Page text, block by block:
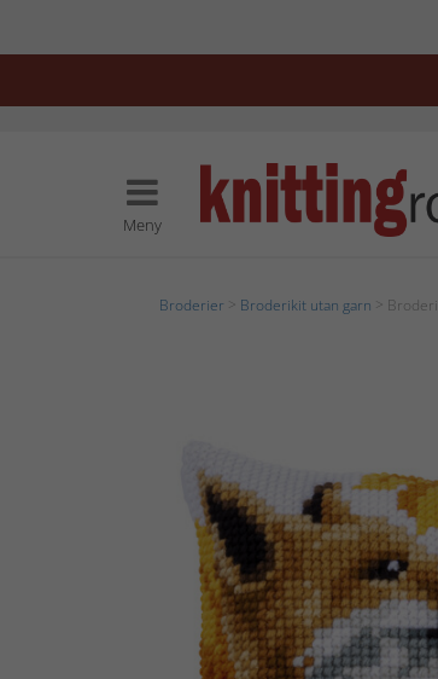
Meny
Broderier Broderikit utan garn >